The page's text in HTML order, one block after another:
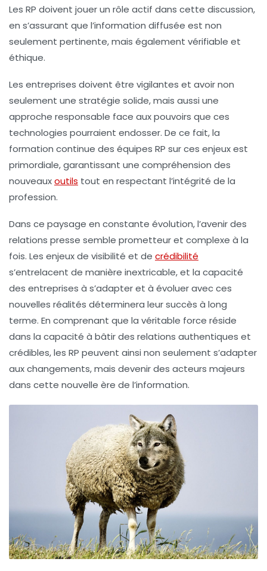
Les RP doivent jouer un rôle actif dans cette discussion,
en s’assurant que l’information diffusée est non
seulement pertinente, mais également vérifiable et
éthique.
Les entreprises doivent être vigilantes et avoir non
seulement une stratégie solide, mais aussi une
approche responsable face aux pouvoirs que ces
technologies pourraient endosser. De ce fait, la
formation continue des équipes RP sur ces enjeux est
primordiale, garantissant une compréhension des
nouveauxoutils tout en respectant l’intégrité de la
profession.
Dans ce paysage en constante évolution, l’avenir des
relations presse semble prometteur et complexe à la
fois. Les enjeux de visibilité et de crédibilité
s’entrelacent de manière inextricable, et la capacité
des entreprises à s’adapter et à évoluer avec ces
nouvelles réalités déterminera leur succès à long
terme. En comprenant que la véritable force réside
dans la capacité à bâtir des relations authentiques et
crédibles, les RP peuvent ainsi non seulement s’adapter
aux changements, mais devenir des acteurs majeurs
dans cette nouvelle ère de l’information.